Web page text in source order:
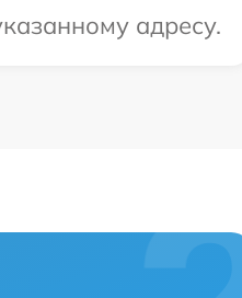
адресу.